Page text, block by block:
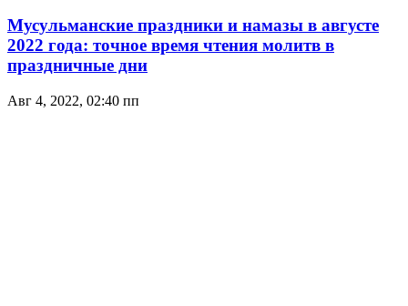
Мусульманские праздники и намазы в августе
2022 года: точное время чтения молитв в
праздничные дни
Авг 4, 2022, 02:40 пп